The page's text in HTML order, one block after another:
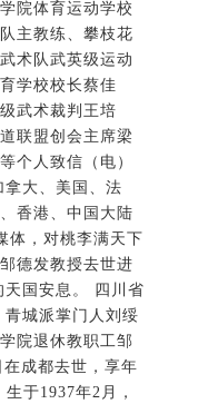
，对桃李满天下
德发教授去世进
国安息。 四川省
城派掌门人刘绥
院退休教职工邹
成都去世，享年
于1937年2月，
国共产党，1960
在武术教研室、
3月退休。 遵照
，其丧事从简，
直关心邹德发同
，安息吧！ 成都
体育学院副教授
成都去世，享年
工作等方面做出